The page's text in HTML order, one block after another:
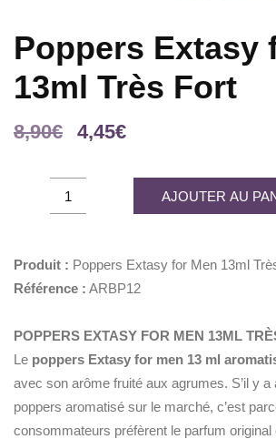
Poppers Extasy
13ml Très Fort
8,90€
Le
initial
4,45€Le
actuel
est :
Poppers
Extasy
Men
13ml
Fort
quantity
AJOUTER AU
Produit : Poppers Extasy for Men 13ml
Référence : ARBP12
POPPERS EXTASY FOR MEN 13ML
Le poppers Extasy for men 13 ml
avec son arôme fruité aux agrumes. S’il y a
poppers aromatisé sur le marché, c’est
consommateurs préfèrent le parfum original